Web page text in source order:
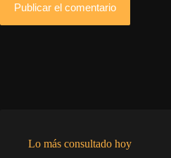
Publicar el comentario
Lo más consultado hoy